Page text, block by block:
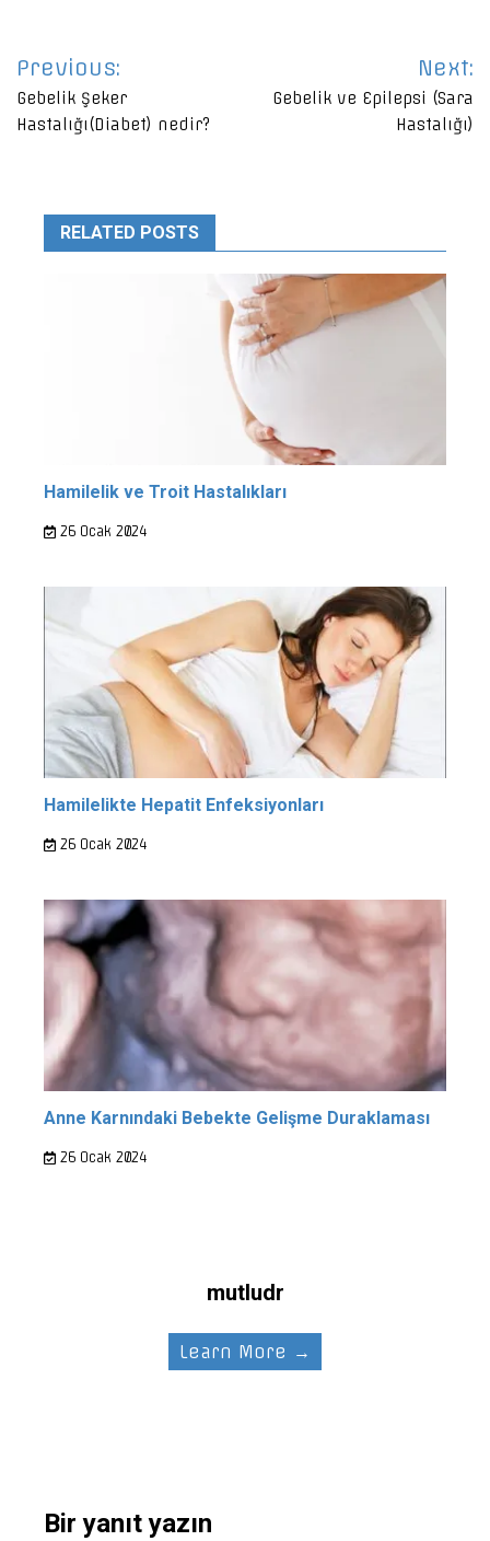
Yazı
gezinmesi
Previous:
Gebelik Şeker
Hastalığı(Diabet) nedir?
Next:
Gebelik ve Epilepsi (Sara
Hastalığı)
RELATED POSTS
Hamilelik ve Troit Hastalıkları
26 Ocak 2024
Hamilelikte Hepatit Enfeksiyonları
26 Ocak 2024
Anne Karnındaki Bebekte Gelişme Duraklaması
26 Ocak 2024
mutludr
Learn More →
Bir yanıt yazın